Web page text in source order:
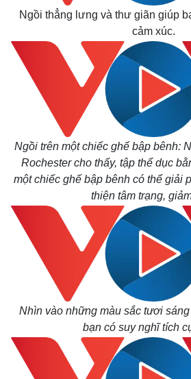
Ngồi thẳng lưng và thư giãn giúp
cảm xúc.
Ngồi trên một chiếc ghế bập bênh:
Rochester cho thấy, tập thể dục
một chiếc ghế bập bênh có thể giải
thiện tâm trạng,
Nhìn vào những màu sắc tươi
bạn có suy nghĩ tích